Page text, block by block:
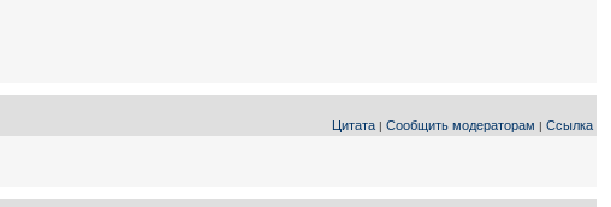
Цитата | Сообщить модераторам | Ссылка